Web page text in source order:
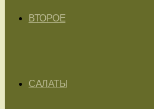
ВТОРОЕ
САЛАТЫ